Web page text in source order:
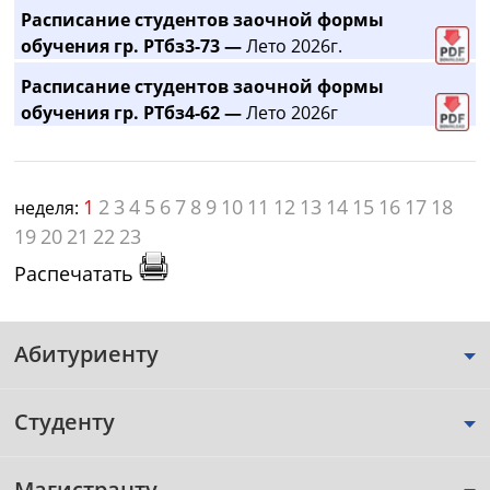
Расписание студентов заочной формы
обучения гр. РТбз3-73 —Лето 2026г.
Расписание студентов заочной формы
обучения гр. РТбз4-62 —Лето 2026г
неделя: 1 2 3 4 5 6 7 8 9 10 11 12 13 14 15 16 17 18
19 20 21 22 23
Распечатать
Абитуриенту
Студенту